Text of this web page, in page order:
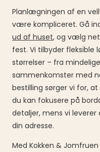
Planlægningen af en
være kompliceret. Gå
ud af huset, og vælg
fest. Vi tilbyder
størrelser – fra
sammenkomster med
bestilling sørger vi for,
du kan fokusere på
detaljer, mens vi
din adresse.
Med Kokken &